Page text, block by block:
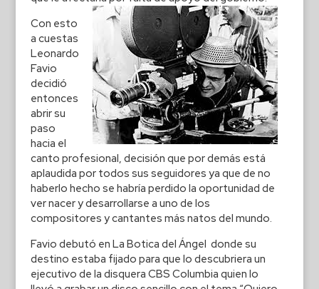
Con esto
a cuestas
Leonardo
Favio
decidió
entonces
abrir su
paso
hacia el
canto profesional, decisión que por demás está
aplaudida por todos sus seguidores ya que de no
haberlo hecho se habría perdido la oportunidad de
ver nacer y desarrollarse a uno de los
compositores y cantantes más natos del mundo.
Favio debutó en La Botica del Ángel donde su
destino estaba fijado para que lo descubriera un
ejecutivo de la disquera CBS Columbia quien lo